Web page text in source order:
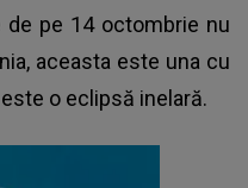
de pe 14 octombrie nu
aceasta este una cu
o eclipsă inelară.